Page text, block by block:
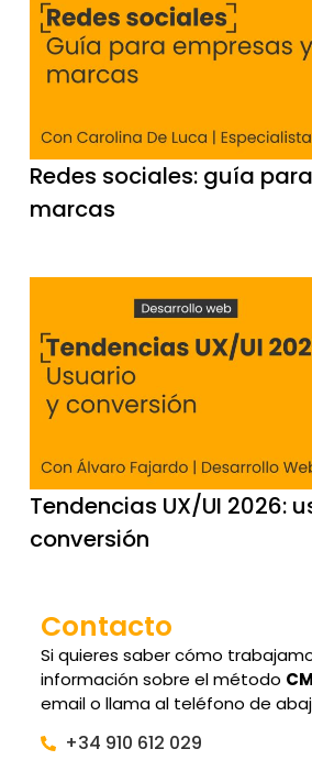
Redes sociales: guía
marcas
Tendencias UX/UI 2026:
conversión
Contacto
Si quieres saber cómo
información sobre el método
email o llama al teléfono de
+34 910 612 029